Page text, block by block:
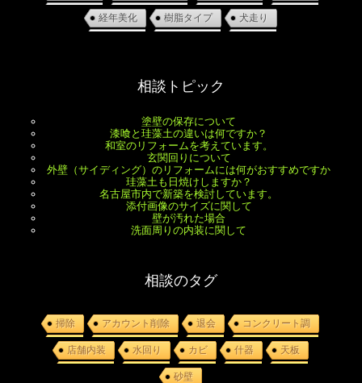
経年美化 樹脂タイプ 犬走り
相談トピック
塗壁の保存について
漆喰と珪藻土の違いは何ですか？
和室のリフォームを考えています。
玄関回りについて
外壁（サイディング）のリフォームには何がおすすめですか
珪藻土も日焼けしますか？
名古屋市内で新築を検討しています。
添付画像のサイズに関して
壁が汚れた場合
洗面周りの内装に関して
相談のタグ
掃除 アカウント削除 退会 コンクリート調
店舗内装 水回り カビ 什器 天板
砂壁